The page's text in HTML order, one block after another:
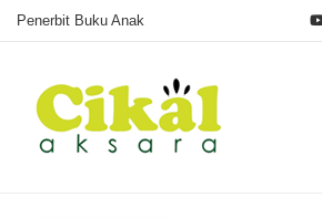
Penerbit Buku Anak